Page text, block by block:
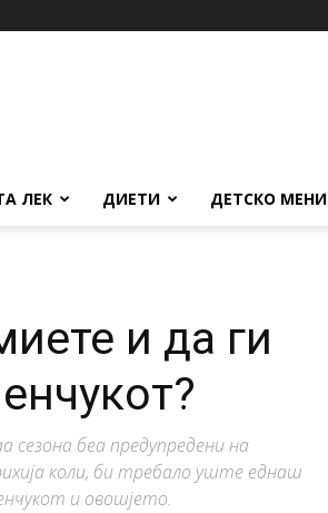
ЛЕК ДИЕТИ ДЕТСКО МЕНИ
и да ги
беа предупредени на
коли, би требало уште еднаш
и овошјето.